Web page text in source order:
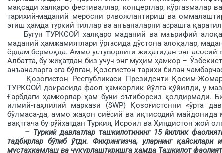
мақсади халқаро фестиваллар, концертлар,
тарихий-маданий меросни ривожлантириш ва
этиш ҳамда туркий тиллар ва анъаналарни асраш­га
Бугун ТУРКСОЙ халқаро маданий ва маърифий
маданий ҳамжамиятлари ўртасида дўстона алоқалар,
ёрдам бермоқда. Аммо устуворлиги жиҳатидан энг
Албатта, бу жиҳатдан биз учун энг муҳим ҳамкор –
анъаналарга эга бўлган, Қозоғистон тарихи билан
Қозоғистон Республикаси Президенти Қосим-
ТУРКСОЙ доирасида фаол ҳамкорлик йўлга қўйилди, у
Ғарбдаги ҳамкорлар ҳам буни эътиборсиз қолдир­мади.
илмий-таҳлилий маркази (SWP) Қозоғистонни «ўрта
бўлмаса-да, аммо жаҳон сиёсий ва иқтисодий майдонида
вақтгача бу рўйхатдан Туркия, Исроил ва Ҳиндистон жой
– Туркий давлатлар ташкилотининг 15 йиллик
тадбирлар бўлиб ўтди. Фикрингизча, уларнинг
мустаҳкамлаш ва чуқурлаштиришга ҳамда Ташкилот